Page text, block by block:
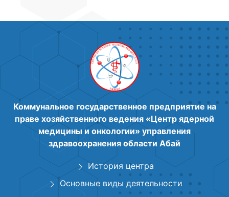
Коммунальное государственное предприятие на
праве хозяйственного ведения «Центр ядерной
медицины и онкологии» управления
здравоохранения области Абай
История центра
Основные виды деятельности